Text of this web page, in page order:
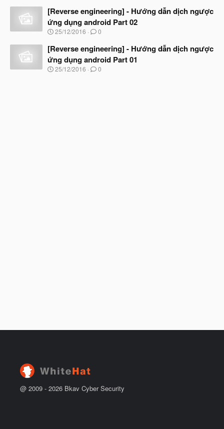
đ
ầ
u
à
y
b
ắ
đ
ầ
u
[Reverse engineering] - Hướng dẫn dịch ngược
ứng dụng android Part 02
N
à
b
ắ
25/12/2016 0
[Reverse engineering] - Hướng dẫn dịch ngược
ứng dụng android Part 01
N
25/12/2016 0
@ 2009 - 2026 Bkav Cyber Security